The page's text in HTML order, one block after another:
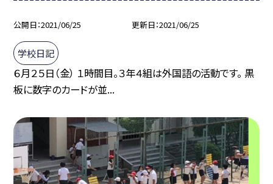
公開日 2021/06/25 更新日 2021/06/25
学校日記
６月２５日（金） １時間目。３年４組は外国語の活動です。 黒
板に数字のカードが並...